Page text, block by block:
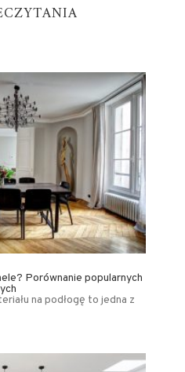
Porównanie popularnych
na podłogę to jedna z